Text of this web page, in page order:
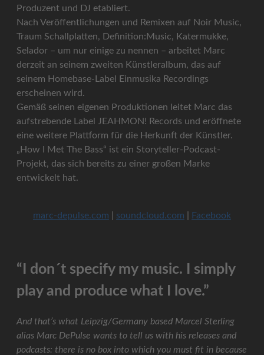
Produzent und DJ etabliert.
Nach Veröffentlichungen und Remixen auf Noir Music,
Traum Schallplatten, Definition:Music, Katermukke,
Selador – um nur einige zu nennen – arbeitet Marc
derzeit an seinem zweiten Künstleralbum, das auf
seinem Homebase-Label Einmusika Recordings
erscheinen wird.
Gemäß seinen eigenen Produktionen leitet Marc das
aufstrebende Label JEAHMON! Records und eröffnete
eine weitere Plattform für die Herkunft der Künstler.
„How I Met The Bass“ ist ein Storyteller-Podcast-
Projekt, das sich bereits zu einer großen Marke
entwickelt hat.
marc-depulse.com soundcloud.com Facebook
“I don´t specify my music. I simply
play and produce what I love.”
And that’s what Leipzig/Germany based Marcel Sterling
alias Marc DePulse wants to tell us with his releases and
podcasts: there is no box into which you must fit in because